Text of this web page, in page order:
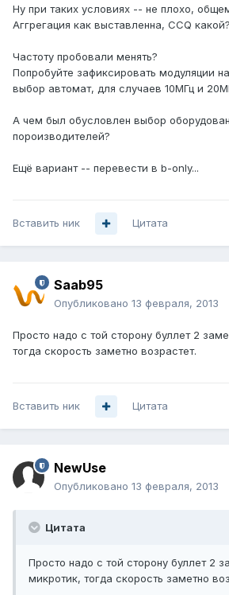
Ну при таких условиях -- не плохо,
Аггрегация как выставленна, CCQ какой?
Частоту пробовали менять?
Попробуйте зафиксировать модуляции
выбор автомат, для случаев 10МГц и
А чем был обусловлен выбор
пороизводителей?
Ещё вариант -- перевести в b-only...
Вставить ник Цитата
Saab95
Опубликовано 13 февраля, 2013
Просто надо с той сторону буллет 2
тогда скорость заметно возрастет.
Вставить ник Цитата
NewUse
Опубликовано 13 февраля, 2013
Цитата
Просто надо с той сторону буллет 2
микротик, тогда скорость заметно